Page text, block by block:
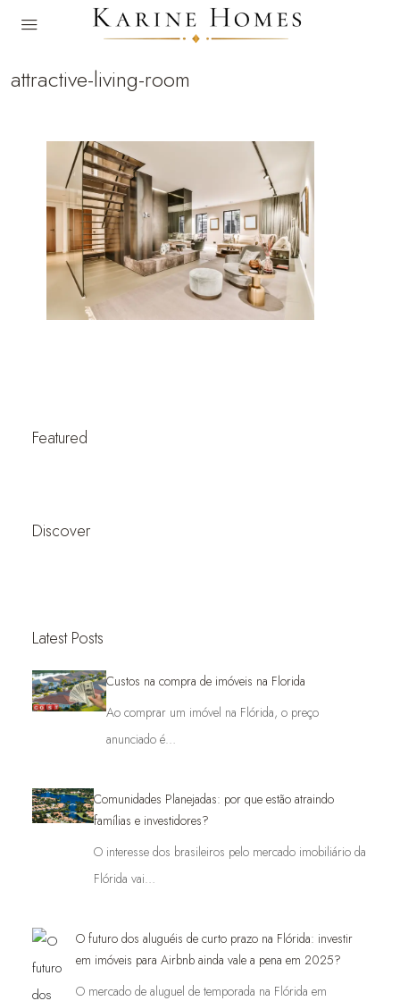
attractive-living-room
Featured
Discover
Latest Posts
Custos na compra de imóveis na Florida
Ao comprar um imóvel na Flórida, o preço
anunciado é…
Comunidades Planejadas: por que estão atraindo
famílias e investidores?
O interesse dos brasileiros pelo mercado imobiliário da
Flórida vai…
O futuro dos aluguéis de curto prazo na Flórida: investir
em imóveis para Airbnb ainda vale a pena em 2025?
O mercado de aluguel de temporada na Flórida em